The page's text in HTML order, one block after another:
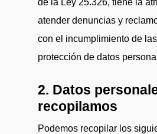
atender denuncias y
con el incumplimiento de
protección de datos
2. Datos
recopilamos
Podemos recopilar los